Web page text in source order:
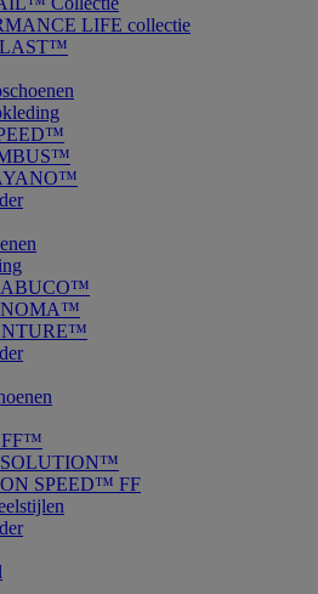
LIFE collectie
FF™
SPEED™ FF